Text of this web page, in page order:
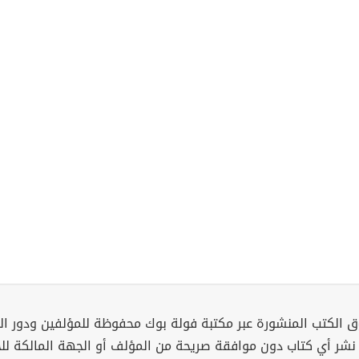
الكتب المنشورة عبر مكتبة فولة بوك محفوظة للمؤلفين ودور
نشر أي كتاب دون موافقة صريحة من المؤلف أو الجهة المالكة